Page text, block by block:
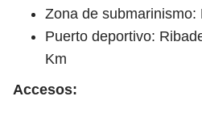
Zona de submarinismo:
Puerto deportivo:
Km
Accesos: